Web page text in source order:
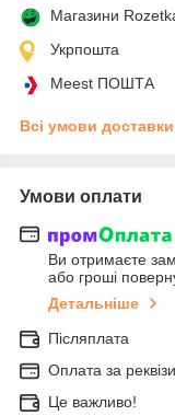
Магазини
Укрпошта
Meest ПОШТА
Всі умови доставки
Умови оплати
Ви отримаєте
або гроші
Детальніше
Післяплата
Оплата за
Це важливо!